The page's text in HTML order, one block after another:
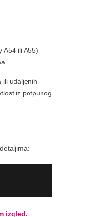
A54 ili A55)
ili udaljenih
iz potpunog
izgled.